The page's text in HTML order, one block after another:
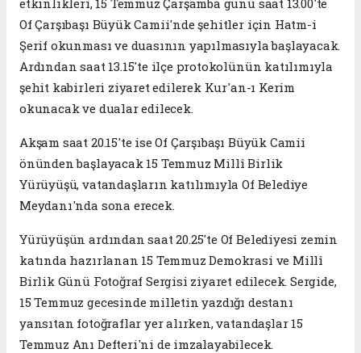
Of Çarşıbaşı Büyük Camii'nde şehitler için Hatm-i
Şerif okunması ve duasının yapılmasıyla başlayacak.
Ardından saat 13.15'te ilçe protokolünün katılımıyla
şehit kabirleri ziyaret edilerek Kur'an-ı Kerim
okunacak ve dualar edilecek.
Akşam saat 20.15'te ise Of Çarşıbaşı Büyük Camii
önünden başlayacak 15 Temmuz Millî Birlik
Yürüyüşü, vatandaşların katılımıyla Of Belediye
Meydanı'nda sona erecek.
Yürüyüşün ardından saat 20.25'te Of Belediyesi zemin
katında hazırlanan 15 Temmuz Demokrasi ve Millî
Birlik Günü Fotoğraf Sergisi ziyaret edilecek. Sergide,
15 Temmuz gecesinde milletin yazdığı destanı
yansıtan fotoğraflar yer alırken, vatandaşlar 15
Temmuz Anı Defteri'ni de imzalayabilecek.